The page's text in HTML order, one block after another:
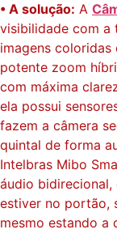
• A solução: A
visibilidade com a
imagens
potente zoom
com máxima
ela possui
fazem a câmera
quintal de forma
Intelbras Mibo
áudio
estiver no portão,
mesmo estando a